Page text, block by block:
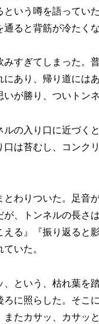
いう噂を語ってい
ると背筋が冷たくな
すぎてしまった。
あり、帰り道には
が勝り、ついトン
の入り口に近づく
は苔むし、コンク
わりついた。足音
、トンネルの長さ
る』『振り返ると
いた。
という、枯れ葉を
に照らした。そこ
たカサッ、カサッ